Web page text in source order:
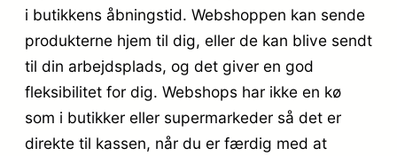
i butikkens åbningstid. Webshoppen kan sende
produkterne hjem til dig, eller de kan blive sendt
til din arbejdsplads, og det giver en god
fleksibilitet for dig. Webshops har ikke en kø
som i butikker eller supermarkeder så det er
direkte til kassen, når du er færdig med at